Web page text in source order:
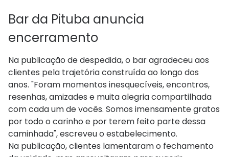
Bar da Pituba anuncia
encerramento
Na publicação de despedida, o bar agradeceu aos
clientes pela trajetória construída ao longo dos
anos. "Foram momentos inesquecíveis, encontros,
resenhas, amizades e muita alegria compartilhada
com cada um de vocês. Somos imensamente gratos
por todo o carinho e por terem feito parte dessa
caminhada", escreveu o estabelecimento.
Na publicação, clientes lamentaram o fechamento